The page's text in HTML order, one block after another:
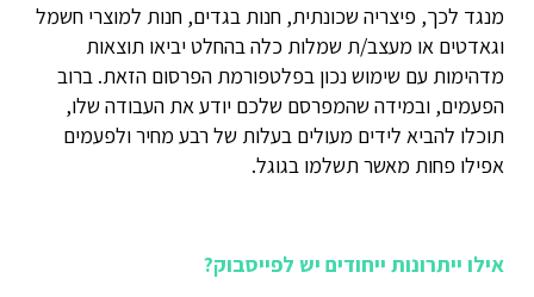
מנגד לכך, פיצריה שכונתית, חנות בגדים, חנות למוצרי חשמל
וגאדטים או מעצב/ת שמלות כלה בהחלט יביאו תוצאות
מדהימות עם שימוש נכון בפלטפורמת הפרסום הזאת. ברוב
הפעמים, ובמידה שהמפרסם שלכם יודע את העבודה שלו,
תוכלו להביא לידים מעולים בעלות של רבע מחיר ולפעמים
אפילו פחות מאשר תשלמו בגוגל.
אילו ייתרונות ייחודים יש לפייסבוק?